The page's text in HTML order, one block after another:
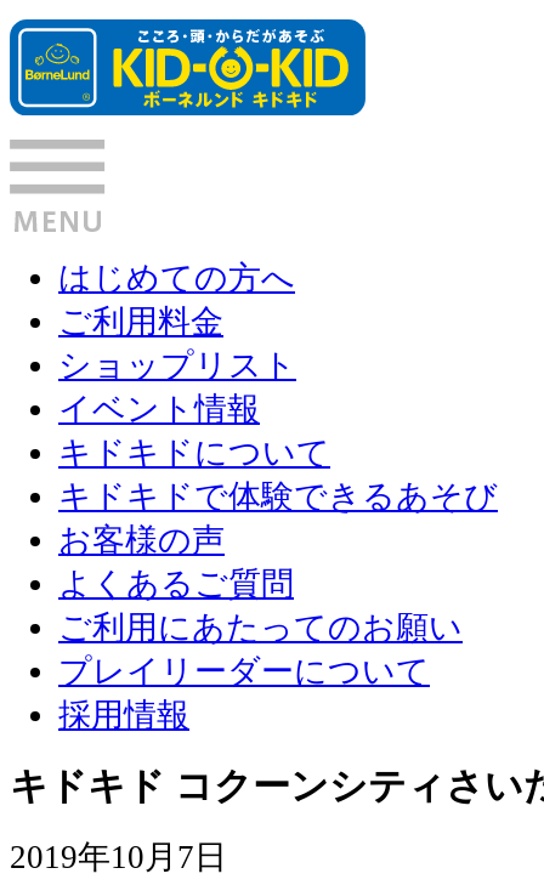
はじめての方へ
ご利用料金
ショップリスト
イベント情報
キドキドについて
キドキドで体験できるあそび
お客様の声
よくあるご質問
ご利用にあたってのお願い
プレイリーダーについて
採用情報
キドキド コクーンシティさい
2019年10月7日